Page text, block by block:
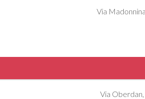
Via
Via